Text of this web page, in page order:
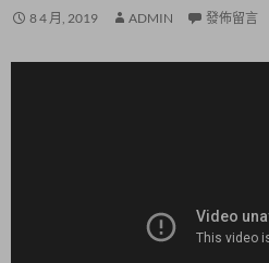
8 4 月, 2019 ADMIN 發佈留言